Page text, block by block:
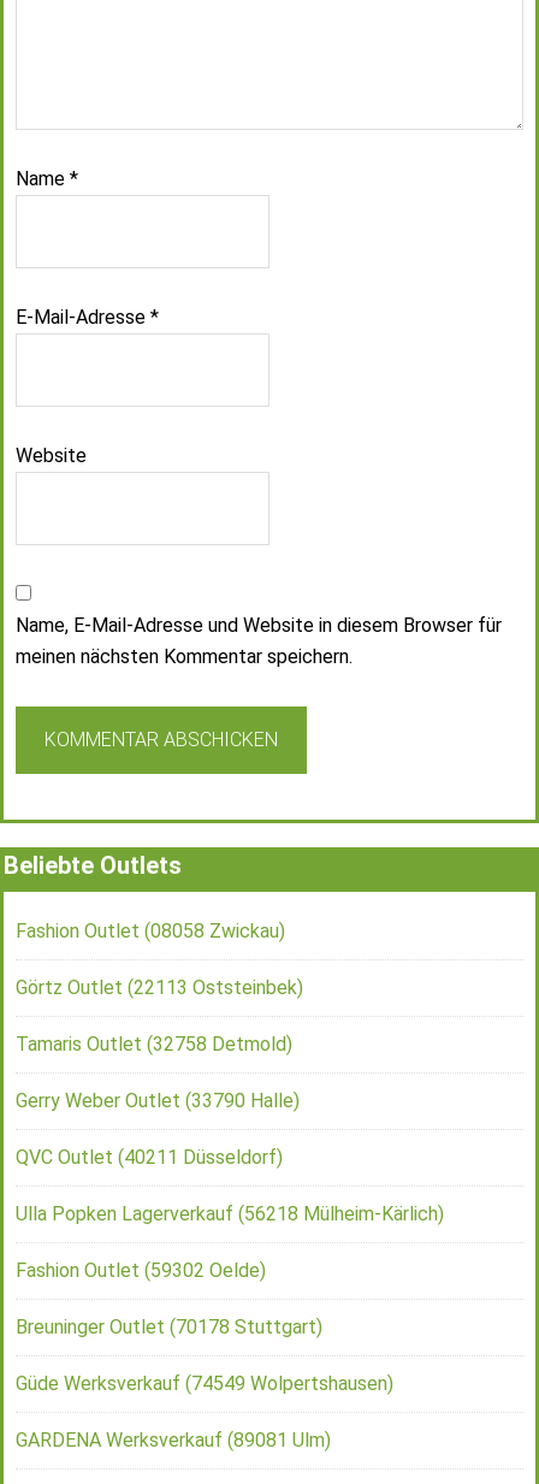
Name *
E-Mail-Adresse *
Website
Name, E-Mail-Adresse und Website in diesem Browser für
meinen nächsten Kommentar speichern.
Beliebte Outlets
Fashion Outlet (08058 Zwickau)
Görtz Outlet (22113 Oststeinbek)
Tamaris Outlet (32758 Detmold)
Gerry Weber Outlet (33790 Halle)
QVC Outlet (40211 Düsseldorf)
Ulla Popken Lagerverkauf (56218 Mülheim-Kärlich)
Fashion Outlet (59302 Oelde)
Breuninger Outlet (70178 Stuttgart)
Güde Werksverkauf (74549 Wolpertshausen)
GARDENA Werksverkauf (89081 Ulm)